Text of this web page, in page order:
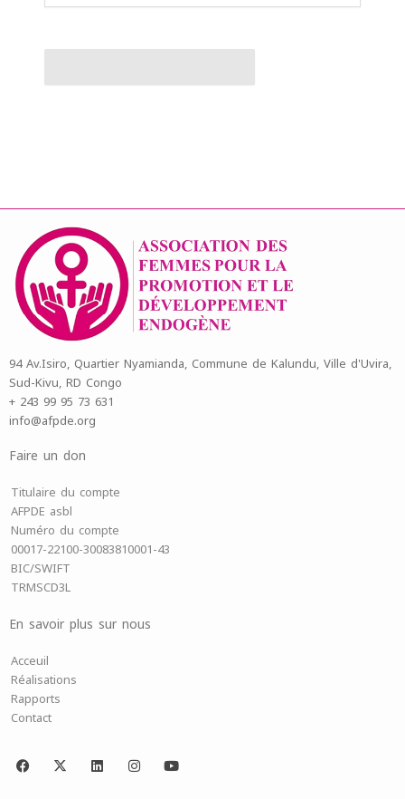
94 Av.Isiro, Quartier Nyamianda, Commune de Kalundu, Ville d'Uvira,
Sud-Kivu, RD Congo
+ 243 99 95 73 631
info@afpde.org
Faire un don
Titulaire du compte
AFPDE asbl
Numéro du compte
00017-22100-30083810001-43
BIC/SWIFT
TRMSCD3L
En savoir plus sur nous
Acceuil
Réalisations
Rapports
Contact
a
-
i
n
o